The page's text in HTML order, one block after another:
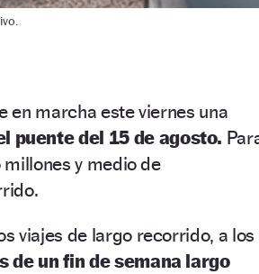
en marcha este viernes una
puente del 15 de agosto.
millones y medio de
viajes de largo recorrido, a los
de un fin de semana largo